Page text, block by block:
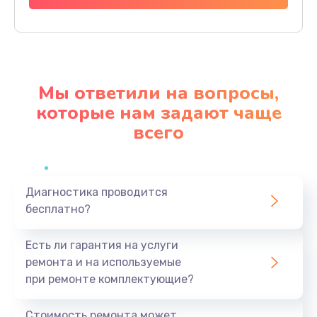
Заказать
Замена видеокарты
Заказать
545 руб.
Мы ответили на вопросы,
которые нам задают чаще
всего
Диагностика проводится
бесплатно?
Есть ли гарантия на услуги
ремонта и на используемые
при ремонте комплектующие?